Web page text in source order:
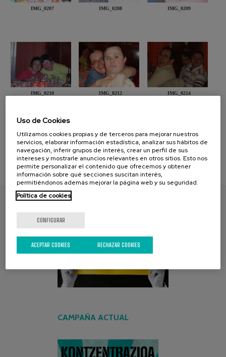
IMG_0207 IMG_0208 IMG_0209
IMG_0210 IMG_0212 IMG_0214
ENCUENTRA TU PAPEL
CAMPAÑA ACTUAL
Uso de Cookies
Utilizamos cookies propias y de terceros para mejorar nuestros
servicios, elaborar información estadística, analizar sus hábitos de
navegación, inferir grupos de interés, crear un perfil de sus
intereses y mostrarle anuncios relevantes en otros sitios. Esto nos
permite personalizar el contenido que ofrecemos y obtener
información sobre qué secciones suscitan interés,
permitiéndonos además mejorar la página web y su seguridad.
Política de cookies
CONFIGURAR
RECHAZAR COOKIES
ACEPTAR COOKIES